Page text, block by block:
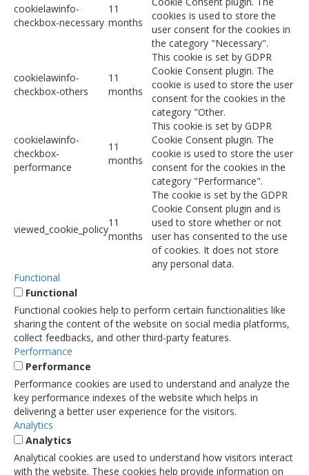
cookielawinfo-
checkbox-necessary
11
months
cookies is used to store the
user consent for the cookies in
the category "Necessary".
cookielawinfo-
checkbox-others
11
months
This cookie is set by GDPR
Cookie Consent plugin. The
cookie is used to store the user
consent for the cookies in the
category "Other.
cookielawinfo-
checkbox-
performance
11
months
This cookie is set by GDPR
Cookie Consent plugin. The
cookie is used to store the user
consent for the cookies in the
category "Performance".
viewed_cookie_policy
11
months
The cookie is set by the GDPR
Cookie Consent plugin and is
used to store whether or not
user has consented to the use
of cookies. It does not store
any personal data.
Functional
Functional
Functional cookies help to perform certain functionalities like
sharing the content of the website on social media platforms,
collect feedbacks, and other third-party features.
Performance
Performance
Performance cookies are used to understand and analyze the
key performance indexes of the website which helps in
delivering a better user experience for the visitors.
Analytics
Analytics
Analytical cookies are used to understand how visitors interact
with the website. These cookies help provide information on